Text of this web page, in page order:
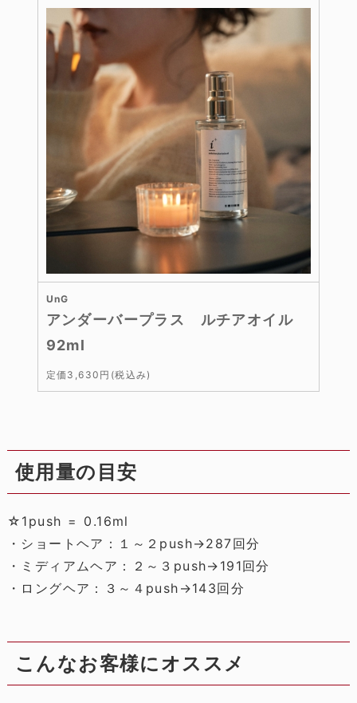
UnG
アンダーバープラス ルチアオイル
92ml
定価3,630円(税込み)
使用量の目安
☆1push = 0.16ml
・ショートヘア：１～２push→287回分
・ミディアムヘア：２～３push→191回分
・ロングヘア：３～４push→143回分
こんなお客様にオススメ